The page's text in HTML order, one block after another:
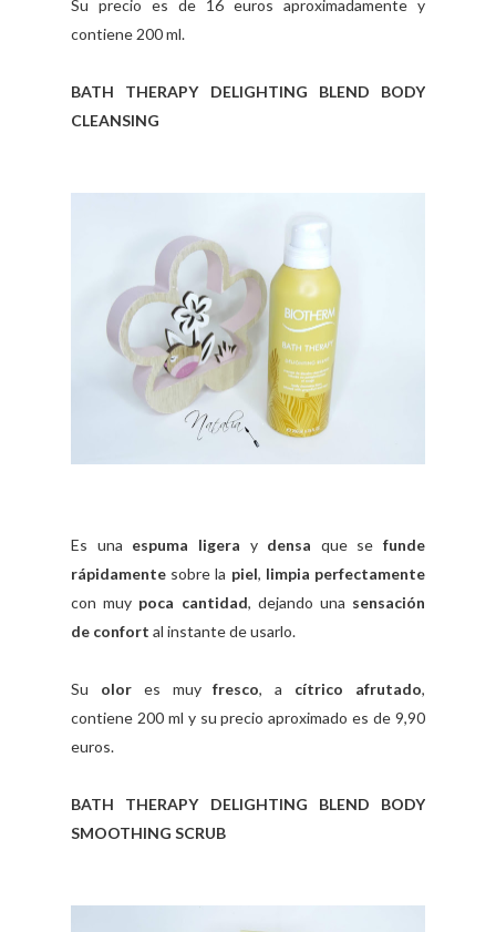
Su precio es de 16 euros aproximadamente y
contiene 200 ml.
BATH THERAPY DELIGHTING BLEND BODY
CLEANSING
Es una espuma ligera y densa que se funde
rápidamente sobre la piel, limpia perfectamente
con muy poca cantidad, dejando una sensación
de confort al instante de usarlo.
Su olores muyfresco, a cítrico afrutado,
contiene 200 ml y su precio aproximado es de 9,90
euros.
BATH THERAPY DELIGHTING BLEND BODY
SMOOTHING SCRUB